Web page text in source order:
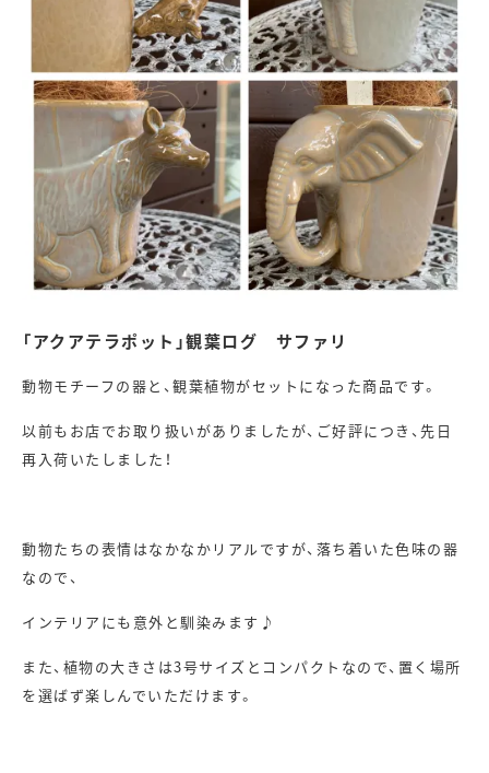
「アクアテラポット」観葉ログ サファリ
動物モチーフの器と、観葉植物がセットになった商品です。
以前もお店でお取り扱いがありましたが、ご好評につき、先日
再入荷いたしました！
動物たちの表情はなかなかリアルですが、落ち着いた色味の器
なので、
インテリアにも意外と馴染みます♪
また、植物の大きさは3号サイズとコンパクトなので、置く場所
を選ばず楽しんでいただけます。